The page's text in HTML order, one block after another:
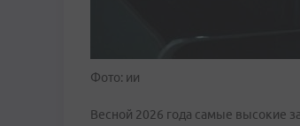
Фото: ии
Весной 2026 года самые высокие